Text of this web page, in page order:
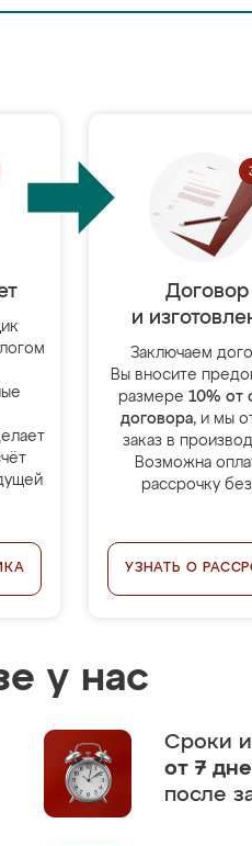
Договор
и
Заключаем
Вы вносите
размере 10% от
договора, и мы
заказ в
Возможна
рассрочку
УЗНАТЬ О
у нас
Сроки
от 7
после